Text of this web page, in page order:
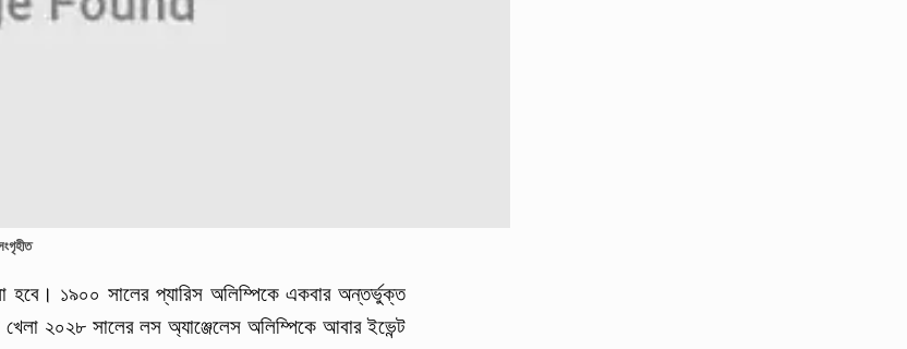
১৯০০ সালের প্যারিস অলিম্পিকে একবার অন্তর্ভুক্ত
২০২৮ সালের লস অ্যাঞ্জেলেস অলিম্পিকে আবার ইভেন্ট